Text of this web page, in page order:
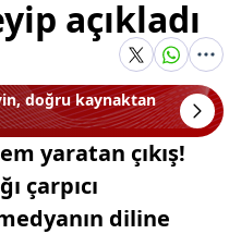
açıkladı
doğru kaynaktan
yaratan çıkış!
çarpıcı
diline